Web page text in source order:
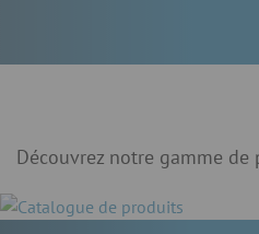
Découvrez notre gamme